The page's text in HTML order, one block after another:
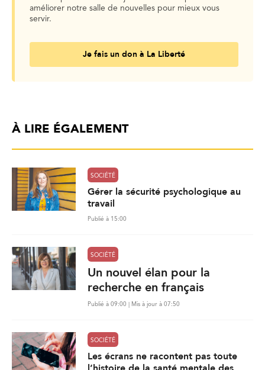
améliorer notre salle de nouvelles pour mieux vous
servir.
Je fais un don à La Liberté
À LIRE ÉGALEMENT
SOCIÉTÉ
Gérer la sécurité psychologique au
travail
Publié à 15:00
SOCIÉTÉ
Un nouvel élan pour la
recherche en français
Publié à 09:00 | Mis à jour à 07:50
SOCIÉTÉ
Les écrans ne racontent pas toute